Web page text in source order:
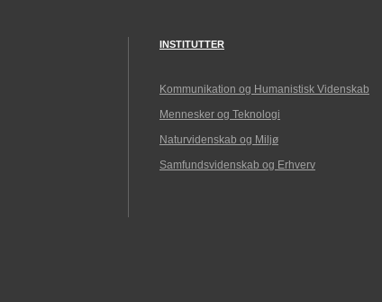
INSTITUTTER
Kommunikation og Humanistisk Videnskab
Mennesker og Teknologi
Naturvidenskab og Miljø
Samfundsvidenskab og Erhverv